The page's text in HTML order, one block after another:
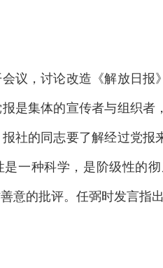
，讨论改造《解放日报
是集体的宣传者与组织
社的同志要了解经过党
一种科学，是阶级性的
意的批评。任弼时发言指